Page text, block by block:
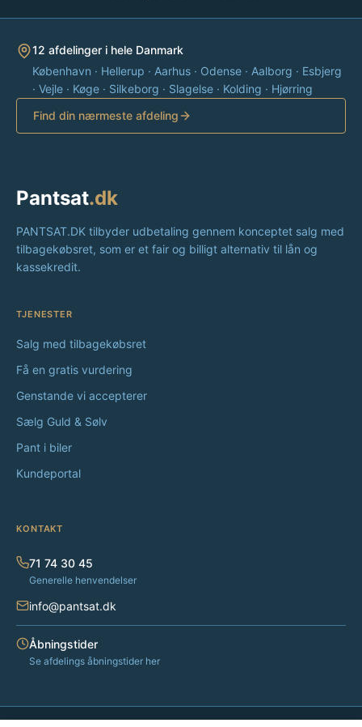
12 afdelinger i hele Danmark
København · Hellerup · Aarhus · Odense · Aalborg · Esbjerg
· Vejle · Køge · Silkeborg · Slagelse · Kolding · Hjørring
Find din nærmeste afdeling
Pantsat.dk
PANTSAT.DK tilbyder udbetaling gennem konceptet salg med
tilbagekøbsret, som er et fair og billigt alternativ til lån og
kassekredit.
TJENESTER
Salg med tilbagekøbsret
Få en gratis vurdering
Genstande vi accepterer
Sælg Guld & Sølv
Pant i biler
Kundeportal
KONTAKT
71 74 30 45
Generelle henvendelser
info@pantsat.dk
Åbningstider
Se afdelings åbningstider her